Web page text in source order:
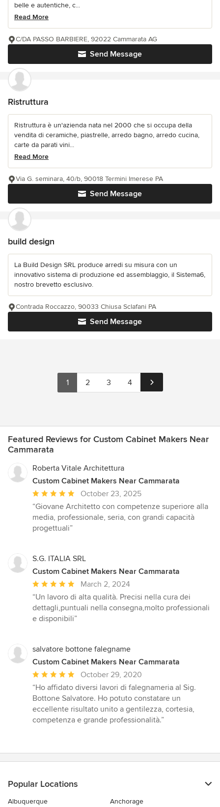
belle e autentiche, c...
Read More
Send Message
C/DA PASSO BARBIERE, 92022 Cammarata AG
Ristruttura
Ristruttura è un'azienda nata nel 2000 che si occupa della
vendita di ceramiche, piastrelle, arredo bagno, arredo cucina,
carte da parati vini...
Read More
Send Message
Via G. seminara, 40/b, 90018 Termini Imerese PA
build design
La Build Design SRL produce arredi su misura con un
innovativo sistema di produzione ed assemblaggio, il Sistema6,
nostro brevetto esclusivo.
Send Message
Contrada Roccazzo, 90033 Chiusa Sclafani PA
1 2 3 4
Featured Reviews for Custom Cabinet Makers Near
Cammarata
Roberta Vitale Architettura
Custom Cabinet Makers Near Cammarata
Average
rating:
5
out
stars
October 23, 2025
“Giovane Architetto con competenze superiore alla
media, professionale, seria, con grandi capacità
progettuali”
S.G. ITALIA SRL
Custom Cabinet Makers Near Cammarata
Average
rating:
5
out
stars
March 2, 2024
“Un lavoro di alta qualità. Precisi nella cura dei
dettagli,puntuali nella consegna,molto professionali
e disponibili”
salvatore bottone falegname
Custom Cabinet Makers Near Cammarata
Average
rating:
5
out
of
October 29, 2020
“Ho affidato diversi lavori di falegnameria al Sig.
Bottone Salvatore. Ho potuto constatare un
eccellente risultato unito a gentilezza, cortesia,
competenza e grande professionalità.”
Popular Locations
Albuquerque Anchorage